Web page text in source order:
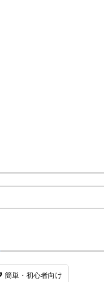
簡単・初心者向け